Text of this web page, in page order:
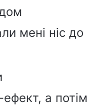
мені ніс до
а потім